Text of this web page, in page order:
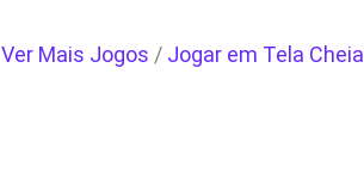
Ver Mais Jogos / Jogar em Tela Cheia